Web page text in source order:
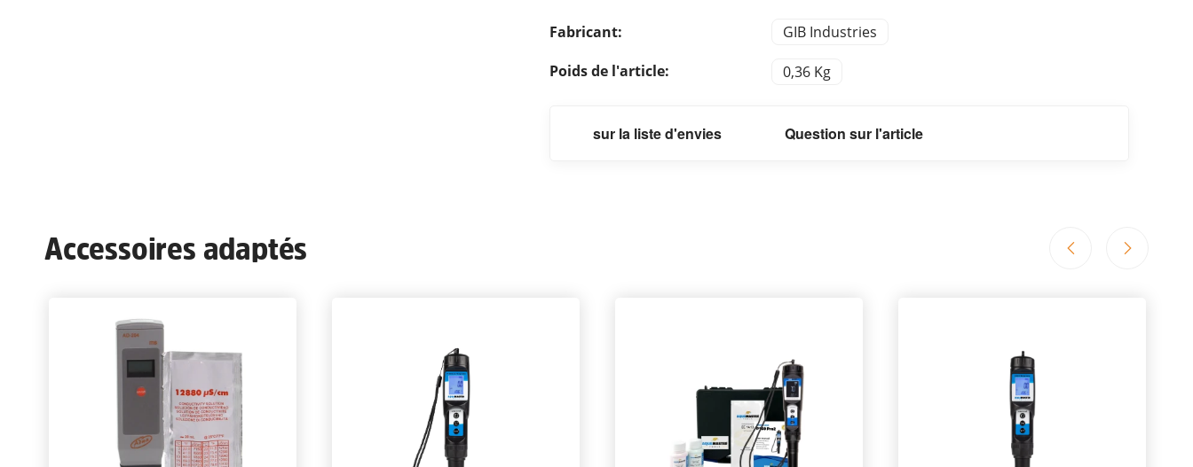
Fabricant:
GIB Industries
Poids de l'article:
0,36 Kg
sur la liste d'envies Question sur l'article
Accessoires adaptés